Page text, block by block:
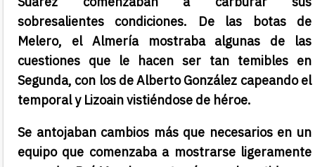
sobresalientes condiciones. De las botas de
Melero, el Almería mostraba algunas de las
cuestiones que le hacen ser tan temibles en
Segunda, con los de Alberto González capeando el
temporal y Lizoain vistiéndose de héroe.
Se antojaban cambios más que necesarios en un
equipo que comenzaba a mostrarse ligeramente